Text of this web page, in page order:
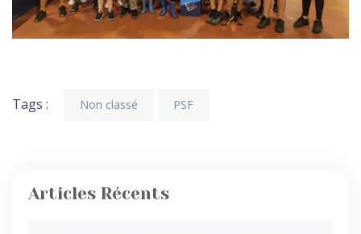
Tags : Non classé PSF
Articles Récents